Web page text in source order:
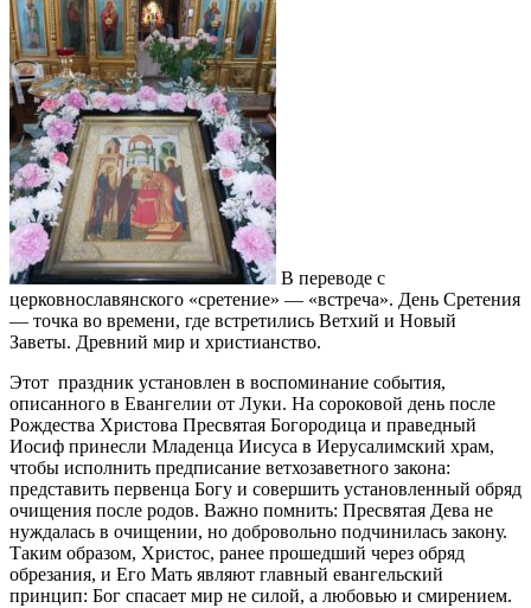
В переводе с
церковнославянского «сретение» — «встреча». День Сретения
— точка во времени, где встретились Ветхий и Новый
Заветы. Древний мир и христианство.
Этот праздник установлен в воспоминание события,
описанного в Евангелии от Луки. На сороковой день после
Рождества Христова Пресвятая Богородица и праведный
Иосиф принесли Младенца Иисуса в Иерусалимский храм,
чтобы исполнить предписание ветхозаветного закона:
представить первенца Богу и совершить установленный обряд
очищения после родов. Важно помнить: Пресвятая Дева не
нуждалась в очищении, но добровольно подчинилась закону.
Таким образом, Христос, ранее прошедший через обряд
обрезания, и Его Мать являют главный евангельский
принцип: Бог спасает мир не силой, а любовью и смирением.